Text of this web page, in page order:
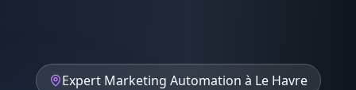
Expert Marketing Automation à Le Havre